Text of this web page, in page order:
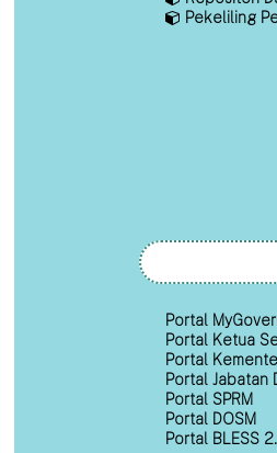
Pekeliling
Portal
Portal Ketua
Portal
Portal Jabatan
Portal SPRM
Portal DOSM
Portal BLESS